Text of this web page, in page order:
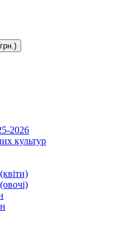
2026
культур